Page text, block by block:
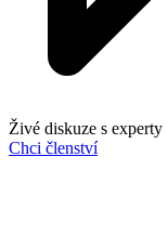
Živé diskuze s experty
Chci členství